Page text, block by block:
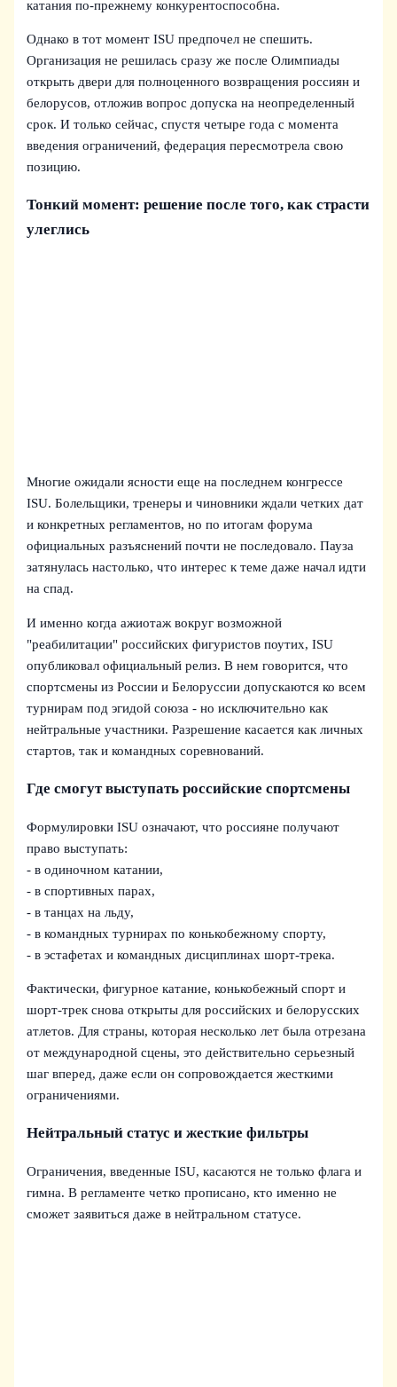
катания по-прежнему конкурентоспособна.
Однако в тот момент ISU предпочел не спешить.
Организация не решилась сразу же после Олимпиады
открыть двери для полноценного возвращения россиян и
белорусов, отложив вопрос допуска на неопределенный
срок. И только сейчас, спустя четыре года с момента
введения ограничений, федерация пересмотрела свою
позицию.
Тонкий момент: решение после того, как страсти
улеглись
Многие ожидали ясности еще на последнем конгрессе
ISU. Болельщики, тренеры и чиновники ждали четких дат
и конкретных регламентов, но по итогам форума
официальных разъяснений почти не последовало. Пауза
затянулась настолько, что интерес к теме даже начал идти
на спад.
И именно когда ажиотаж вокруг возможной
"реабилитации" российских фигуристов поутих, ISU
опубликовал официальный релиз. В нем говорится, что
спортсмены из России и Белоруссии допускаются ко всем
турнирам под эгидой союза - но исключительно как
нейтральные участники. Разрешение касается как личных
стартов, так и командных соревнований.
Где смогут выступать российские спортсмены
Формулировки ISU означают, что россияне получают
право выступать:
- в одиночном катании,
- в спортивных парах,
- в танцах на льду,
- в командных турнирах по конькобежному спорту,
- в эстафетах и командных дисциплинах шорт-трека.
Фактически, фигурное катание, конькобежный спорт и
шорт-трек снова открыты для российских и белорусских
атлетов. Для страны, которая несколько лет была отрезана
от международной сцены, это действительно серьезный
шаг вперед, даже если он сопровождается жесткими
ограничениями.
Нейтральный статус и жесткие фильтры
Ограничения, введенные ISU, касаются не только флага и
гимна. В регламенте четко прописано, кто именно не
сможет заявиться даже в нейтральном статусе.